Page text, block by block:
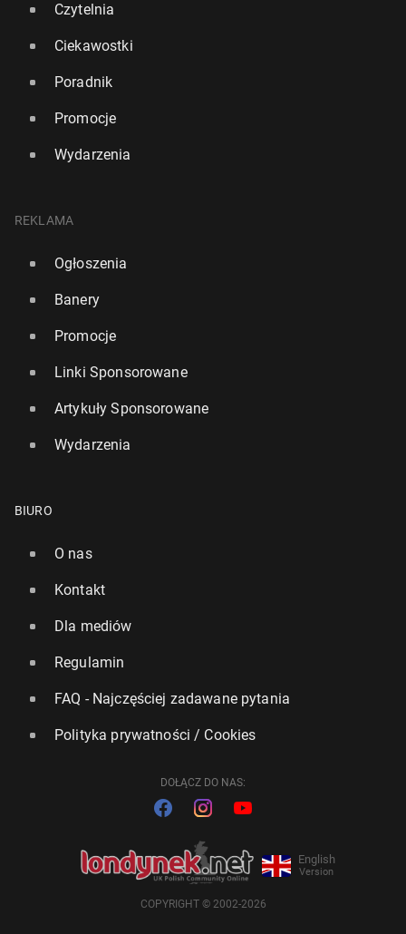
Czytelnia
Ciekawostki
Poradnik
Promocje
Wydarzenia
REKLAMA
Ogłoszenia
Banery
Promocje
Linki Sponsorowane
Artykuły Sponsorowane
Wydarzenia
BIURO
O nas
Kontakt
Dla mediów
Regulamin
FAQ - Najczęściej zadawane pytania
Polityka prywatności / Cookies
DOŁĄCZ DO NAS:
English
Version
COPYRIGHT © 2002-2026